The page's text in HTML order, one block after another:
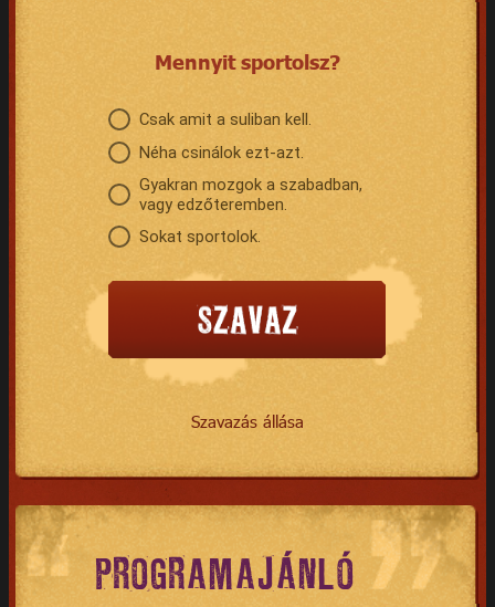
Mennyit sportolsz?
Csak amit a suliban kell.
Néha csinálok ezt-azt.
Gyakran mozgok a szabadban,
vagy edzőteremben.
Sokat sportolok.
Szavazás állása
PROGRAMAJÁNLÓ